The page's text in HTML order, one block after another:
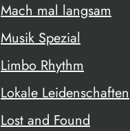
Mach mal langsam
Musik Spezial
Limbo Rhythm
Lokale Leidenschaften
Lost and Found